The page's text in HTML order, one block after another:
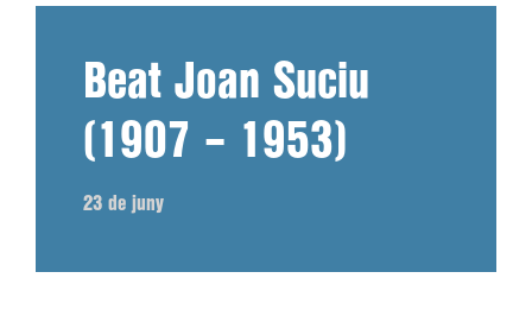
Beat Joan Suciu
(1907 – 1953)
23 de juny